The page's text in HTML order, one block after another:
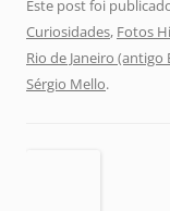
Este post foi
Curiosidades, Fotos
Rio de Janeiro (antigo
Sérgio Mello.